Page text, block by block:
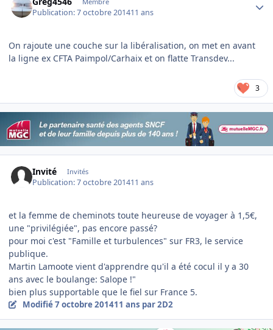
Publication:7 octobre 201411 ans
On rajoute une couche sur la libéralisation, on met en avant
la ligne ex CFTA Paimpol/Carhaix et on flatte Transdev...
3
Invité Invités
Publication:7 octobre 201411 ans
et la femme de cheminots toute heureuse de voyager à 1,5€,
une "privilégiée", pas encore passé?
pour moi c'est "Famille et turbulences" sur FR3, le service
publique.
Martin Lamoote vient d'apprendre qu'il a été cocul il y a 30
ans avec le boulange: Salope !"
bien plus supportable que le fiel sur France 5.
Modifié7 octobre 201411 ans par 2D2